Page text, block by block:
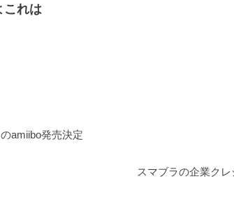
これは
amiibo発売決定
スマブラの企業ク